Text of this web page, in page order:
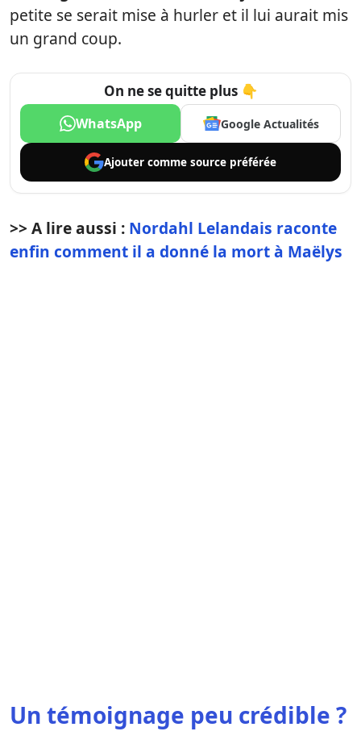
petite se serait mise à hurler et il lui aurait mis
un grand coup.
On ne se quitte plus 👇
WhatsApp Google Actualités
Ajouter comme source préférée
>> A lire aussi : Nordahl Lelandais raconte
enfin comment il a donné la mort à Maëlys
Un témoignage peu crédible ?